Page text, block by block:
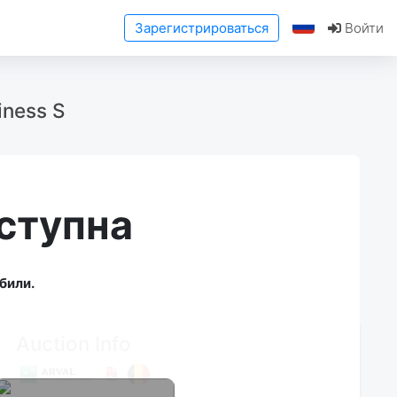
Зарегистрироваться Войти
S